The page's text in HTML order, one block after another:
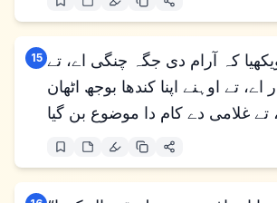
15 کہ آرام دی جگہ چنگی اے، تے
تے اوہنے اپنا کندھا بوجھ اٹھان